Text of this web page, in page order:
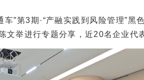
第3期·“产融实践到风险管理”黑
举进行专题分享，近20名企业代